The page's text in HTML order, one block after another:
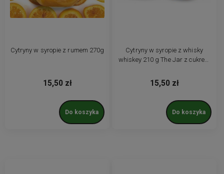
Cytryny w syropie z rumem 270g
15,50 zł
Do koszyka
Cytryny w syropie z whisky
whiskey 210 g The Jar z cukrem
15,50 zł
Do koszyka